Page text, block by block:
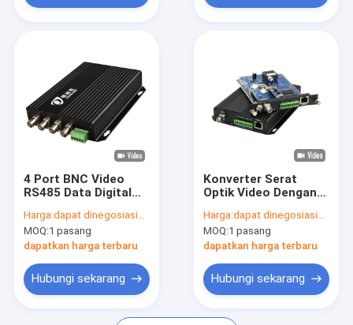
Produk
Tampilan VR
Tentang kami
Hubungi kami
Berita
4 Port BNC Video
RS485 Data Digital
720P Rack Dipasang
DC5V
Harga:dapat dinegosiasikan
MOQ:1 pasang
dapatkan harga terbaru
Hubungi sekarang
Konverter Serat
Optik Video Dengan
Data 10/100M
Ethernet FC Port
40KM CE
Harga:dapat dinegosiasikan
MOQ:1 pasang
dapatkan harga terbaru
Hubungi sekarang